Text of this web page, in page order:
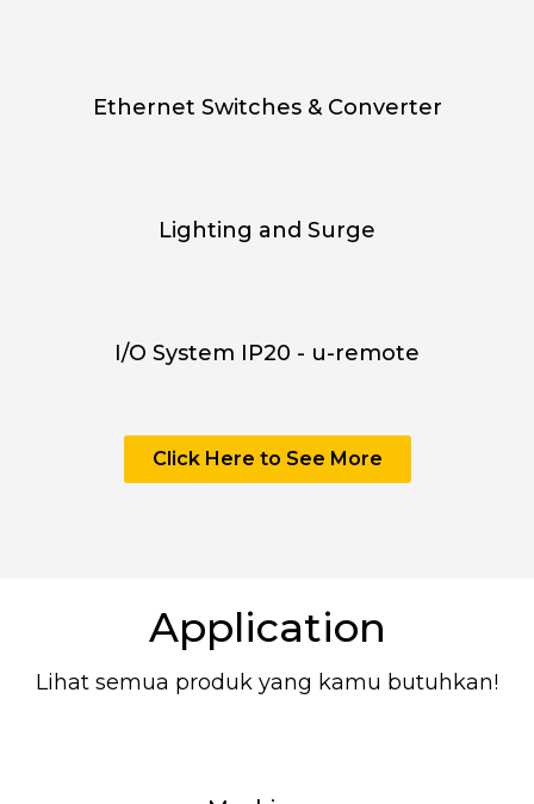
Ethernet Switches & Converter
Lighting and Surge
I/O System IP20 - u-remote
Click Here to See More
Application
Lihat semua produk yang kamu butuhkan!